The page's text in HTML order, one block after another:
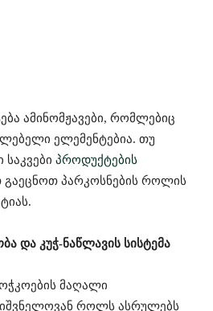
ამინომჟავები, რომლებიც
ელემენტებია. თუ
საკვები პროდუქტების
გაეცნოთ პარკოსნების როლის
და კუჭ-ნაწლავის სისტემა
მაღალი
როლს ასრულებს